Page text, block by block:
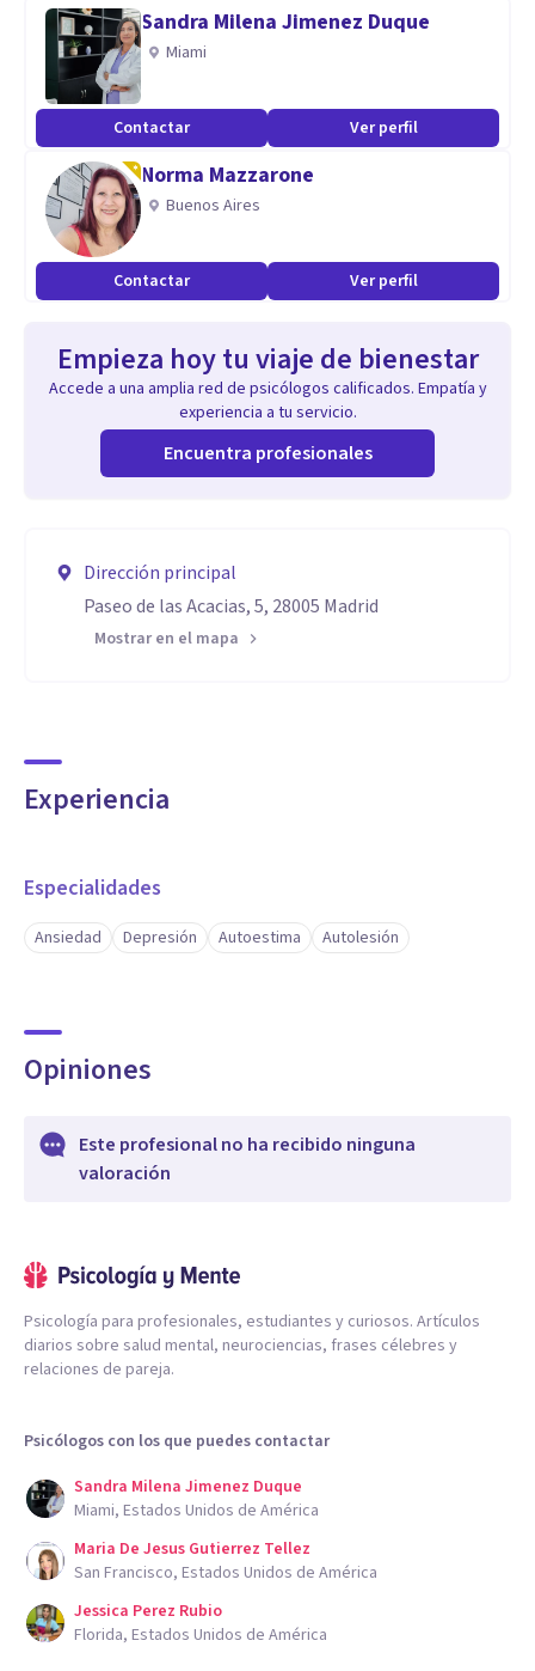
Sandra Milena Jimenez Duque
Miami
Contactar Ver perfil
Norma Mazzarone
Buenos Aires
Contactar Ver perfil
Empieza hoy tu viaje de bienestar
Accede a una amplia red de psicólogos calificados. Empatía y
experiencia a tu servicio.
Encuentra profesionales
Dirección principal
Paseo de las Acacias, 5, 28005 Madrid
Mostrar en el mapa
Experiencia
Especialidades
Ansiedad Depresión Autoestima Autolesión
Opiniones
Este profesional no ha recibido ninguna
valoración
Psicología para profesionales, estudiantes y curiosos. Artículos
diarios sobre salud mental, neurociencias, frases célebres y
relaciones de pareja.
Psicólogos con los que puedes contactar
Sandra Milena Jimenez Duque
Miami, Estados Unidos de América
Maria De Jesus Gutierrez Tellez
San Francisco, Estados Unidos de América
Jessica Perez Rubio
Florida, Estados Unidos de América